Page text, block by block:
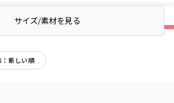
：新しい順
サイズ/素材を見る